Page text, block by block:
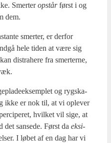
Smer­teropstårførst i og
dem.
smer­ter, er der­for
hele tiden at være sig
distra­he­re fra smer­ter­ne,
og rygska­
ikke er nok til, at vi ople­ver
hvil­ket vil sige, at
det san­se­de. Først da eksi­
I løbet af en dag har vi